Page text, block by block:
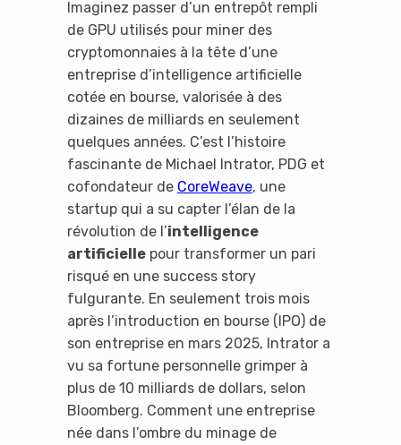
Imaginez passer d’un entrepôt rempli
de GPU utilisés pour miner des
cryptomonnaies à la tête d’une
entreprise d’intelligence artificielle
cotée en bourse, valorisée à des
dizaines de milliards en seulement
quelques années. C’est l’histoire
fascinante de Michael Intrator, PDG et
cofondateur de CoreWeave, une
startup qui a su capter l’élan de la
révolution de l’intelligence
artificiellepour transformer un pari
risqué en une success story
fulgurante. En seulement trois mois
après l’introduction en bourse (IPO) de
son entreprise en mars 2025, Intrator a
vu sa fortune personnelle grimper à
plus de 10 milliards de dollars, selon
Bloomberg. Comment une entreprise
née dans l’ombre du minage de